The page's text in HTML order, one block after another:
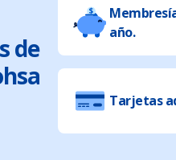
de
año.
Tarjetas